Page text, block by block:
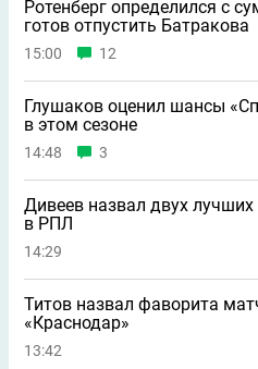
Ротенберг определился с
готов отпустить Батракова
15:00 12
Глушаков оценил шансы
в этом сезоне
14:48 3
Дивеев назвал двух
в РПЛ
14:29
Титов назвал фаворита
«Краснодар»
13:42